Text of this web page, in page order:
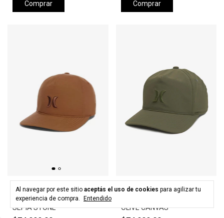
Al navegar por este sitio aceptás el uso de cookies para agilizar tu
experiencia de compra.
Entendido
Comprar Comprar
HURLEY
Gorra HURLEY LEVELS HAT -
SEPIA STONE
HURLEY
OLIVE CANVAS